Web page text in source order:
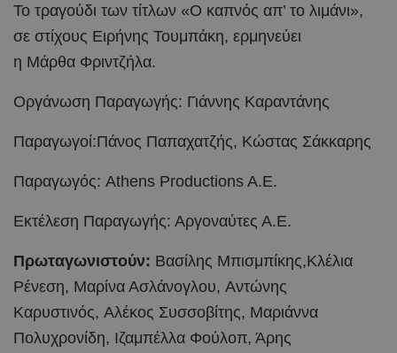
Το τραγούδι των τίτλων «Ο καπνός απ’ το λιμάνι»,
σε στίχους Ειρήνης Τουμπάκη, ερμηνεύει
η Μάρθα Φριντζήλα.
Οργάνωση Παραγωγής: Γιάννης Καραντάνης
Παραγωγοί:Πάνος Παπαχατζής, Κώστας Σάκκαρης
Παραγωγός: Αthens Productions A.E.
Εκτέλεση Παραγωγής: Αργοναύτες Α.Ε.
Πρωταγωνιστούν: Βασίλης Μπισμπίκης,Κλέλια
Ρένεση, Μαρίνα Ασλάνογλου, Αντώνης
Καρυστινός, Αλέκος Συσσοβίτης, Μαριάννα
Πολυχρονίδη, Ιζαμπέλλα Φούλοπ, Άρης